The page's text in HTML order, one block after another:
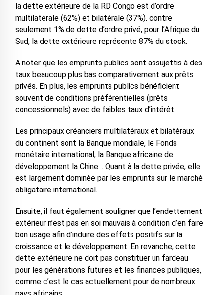
la dette extérieure de la RD Congo est d’ordre
multilatérale (62%) et bilatérale (37%), contre
seulement 1% de dette d’ordre privé, pour l’Afrique du
Sud, la dette extérieure représente 87% du stock.
A noter que les emprunts publics sont assujettis à des
taux beaucoup plus bas comparativement aux prêts
privés. En plus, les emprunts publics bénéficient
souvent de conditions préférentielles (prêts
concessionnels) avec de faibles taux d’intérêt.
Les principaux créanciers multilatéraux et bilatéraux
du continent sont la Banque mondiale, le Fonds
monétaire international, la Banque africaine de
développement la Chine… Quant à la dette privée, elle
est largement dominée par les emprunts sur le marché
obligataire international.
Ensuite, il faut également souligner que l’endettement
extérieur n’est pas en soi mauvais à condition d’en faire
bon usage afin d’induire des effets positifs sur la
croissance et le développement. En revanche, cette
dette extérieure ne doit pas constituer un fardeau
pour les générations futures et les finances publiques,
comme c’est le cas actuellement pour de nombreux